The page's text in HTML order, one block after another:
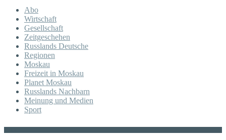
Abo
Wirtschaft
Gesellschaft
Zeitgeschehen
Russlands Deutsche
Regionen
Moskau
Freizeit in Moskau
Planet Moskau
Russlands Nachbarn
Meinung und Medien
Sport